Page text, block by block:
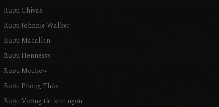
Rượu Chivas
Rượu Johnnie Walker
Rượu Macallan
Rượu Hennessy
Rượu Meukow
Rượu Phong Thủy
Rượu Vương tài kim ngưu